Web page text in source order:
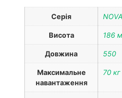
Серія
Висота 186
Довжина 550
Максимальне
навантаження
70 кг